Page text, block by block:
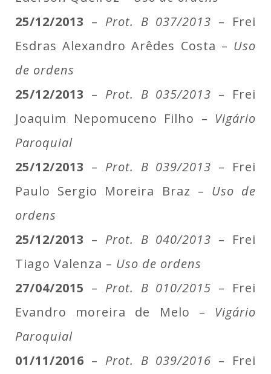
25/12/2013 – Prot. B 037/2013 – Frei
Esdras Alexandro Arêdes Costa – Uso
de ordens
25/12/2013 – Prot. B 035/2013 – Frei
Joaquim Nepomuceno Filho – Vigário
Paroquial
25/12/2013 – Prot. B 039/2013 – Frei
Paulo Sergio Moreira Braz – Uso de
ordens
25/12/2013 – Prot. B 040/2013 – Frei
Tiago Valenza – Uso de ordens
27/04/2015 – Prot. B 010/2015 – Frei
Evandro moreira de Melo – Vigário
Paroquial
01/11/2016 – Prot. B 039/2016 – Frei